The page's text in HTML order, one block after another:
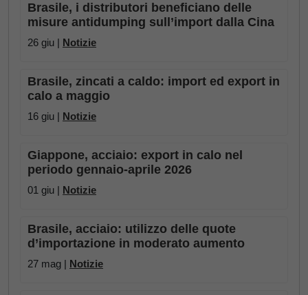
Brasile, i distributori beneficiano delle
misure antidumping sull’import dalla Cina
26 giu | Notizie
Brasile, zincati a caldo: import ed export in
calo a maggio
16 giu | Notizie
Giappone, acciaio: export in calo nel
periodo gennaio-aprile 2026
01 giu | Notizie
Brasile, acciaio: utilizzo delle quote
d’importazione in moderato aumento
27 mag | Notizie